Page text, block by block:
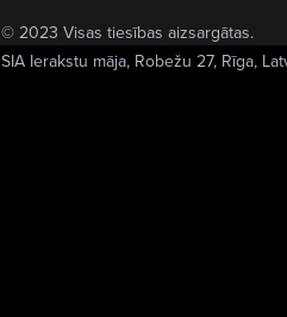
© 2023 Visas tiesības aizsargātas.
SIA Ierakstu māja, Robežu 27, Rīga,